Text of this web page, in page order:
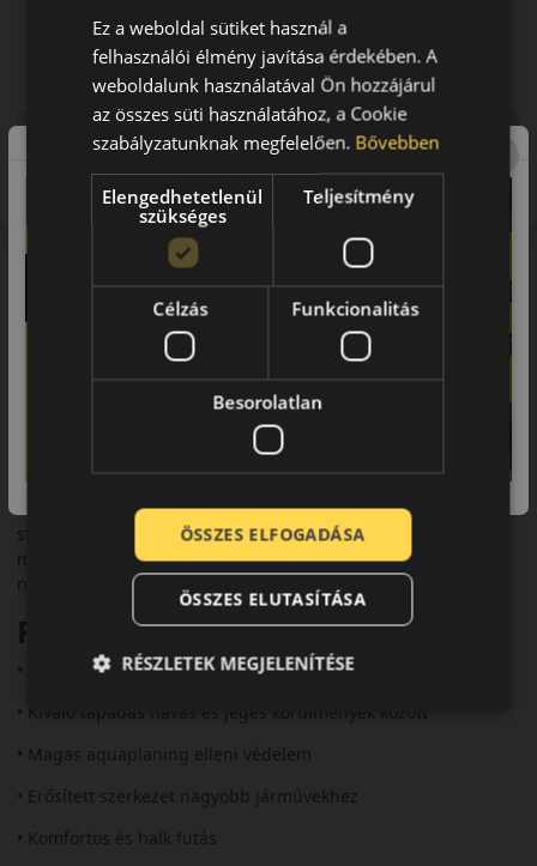
A mintázat
Nankang Winter ActivaSV-55
Megbízható SUV biztonság télen
Nankang SV-55 Winter Activa téli
A Nankang SV-55 Winter Activa a SUV-ok és crossoverek téli
közlekedésére tervezett abroncs, amely biztonságot és
stabilitást kínál nagyobb járművek számára. Modern
mintázata és hidegálló gumikeveréke megbízható tapadást
nyújt havas, jeges és nedves úton is.
Fő előnyök és jellemzők
• SUV-okra és crossoverekre tervezve
• Kiváló tapadás havas és jeges körülmények között
• Magas aquaplaning elleni védelem
• Erősített szerkezet nagyobb járművekhez
• Komfortos és halk futás
Figyelem a feltüntetett címke adatok tájékoztató
jellegűek. Előfordulhat, hogy még a korábbi EU-s címkével
ellátott abroncs kerül kiszállításra.
Ez a weboldal sütiket használ a
felhasználói élmény javítása érdekében. A
weboldalunk használatával Ön hozzájárul
az összes süti használatához, a Cookie
szabályzatunknak megfelelően. Bővebben
Elengedhetetlenül
szükséges
Teljesítmény
Célzás Funkcionalitás
Besorolatlan
ÖSSZES ELFOGADÁSA
ÖSSZES ELUTASÍTÁSA
RÉSZLETEK MEGJELENÍTÉSE